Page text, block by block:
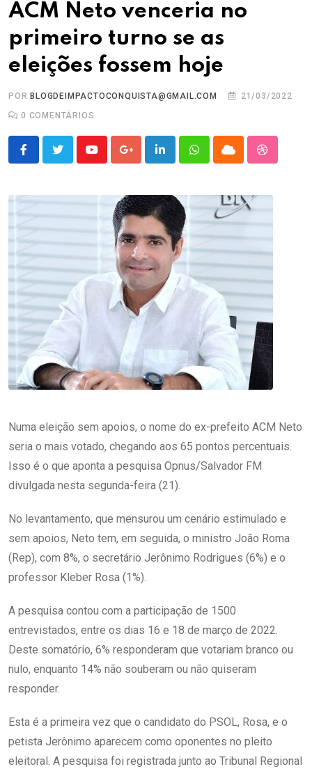
ACM Neto venceria no
primeiro turno se as
eleições fossem hoje
POR BLOGDEIMPACTOCONQUISTA@GMAIL.COM
21/03/2022
0 COMENTÁRIOS
YoutubeGoogle+LinkedInWhatsappCloud
Numa eleição sem apoios, o nome do ex-prefeito ACM Neto
seria o mais votado, chegando aos 65 pontos percentuais.
Isso é o que aponta a pesquisa Opnus/Salvador FM
divulgada nesta segunda-feira (21).
No levantamento, que mensurou um cenário estimulado e
sem apoios, Neto tem, em seguida, o ministro João Roma
(Rep), com 8%, o secretário Jerônimo Rodrigues (6%) e o
professor Kleber Rosa (1%).
A pesquisa contou com a participação de 1500
entrevistados, entre os dias 16 e 18 de março de 2022.
Deste somatório, 6% responderam que votariam branco ou
nulo, enquanto 14% não souberam ou não quiseram
responder.
Esta é a primeira vez que o candidato do PSOL, Rosa, e o
petista Jerônimo aparecem como oponentes no pleito
eleitoral. A pesquisa foi registrada junto ao Tribunal Regional